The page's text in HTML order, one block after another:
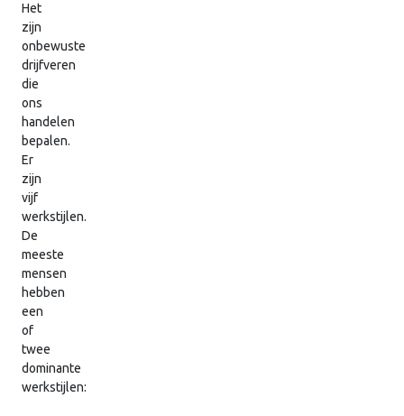
Het
zijn
onbewuste
drijfveren
die
ons
handelen
bepalen.
Er
zijn
vijf
werkstijlen.
De
meeste
mensen
hebben
een
of
twee
dominante
werkstijlen: